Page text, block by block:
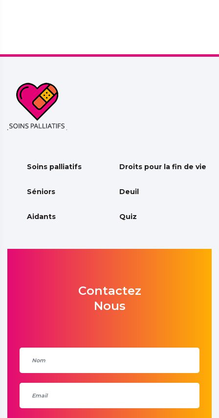
Soins palliatifs Droits pour la fin de vie
Séniors Deuil
Aidants Quiz
Contactez
Nous